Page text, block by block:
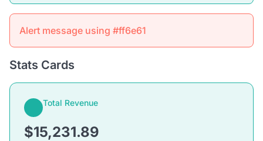
Alert message using #ff6e61
Stats Cards
Total Revenue
$15,231.89